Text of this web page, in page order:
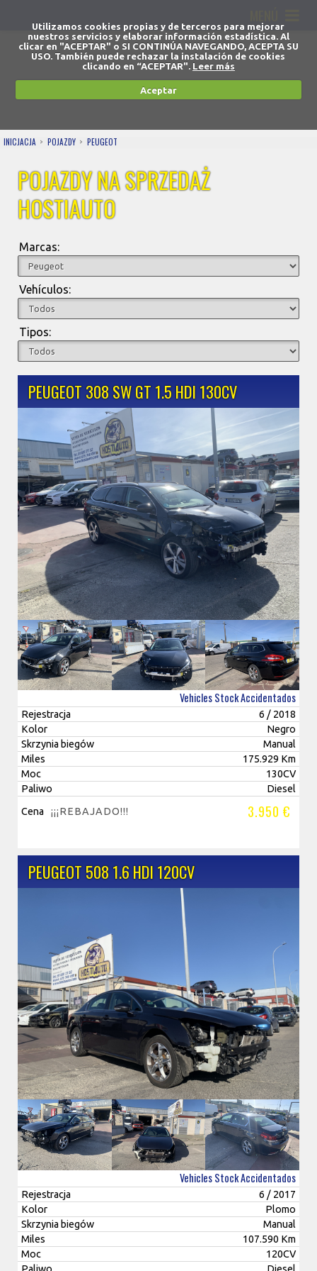
Utilizamos cookies propias y de terceros para mejorar
nuestros servicios y elaborar información estadística. Al
clicar en "ACEPTAR" o SI CONTINÚA NAVEGANDO, ACEPTA SU
USO. También puede rechazar la instalación de cookies
clicando en “ACEPTAR". Leer más
Aceptar
INICJACJA POJAZDY PEUGEOT
POJAZDY NA SPRZEDAŻ
HOSTIAUTO
Marcas:
Vehículos:
Tipos:
PEUGEOT 308 SW GT 1.5 HDI 130CV
Vehicles Stock Accidentados
Rejestracja
6 / 2018
Kolor
Negro
Skrzynia biegów
Manual
Miles
175.929 Km
Moc
130CV
Paliwo
Diesel
Cena
¡¡¡REBAJADO!!! 3.950 €
PEUGEOT 508 1.6 HDI 120CV
Vehicles Stock Accidentados
Rejestracja
6 / 2017
Kolor
Plomo
Skrzynia biegów
Manual
Miles
107.590 Km
Moc
120CV